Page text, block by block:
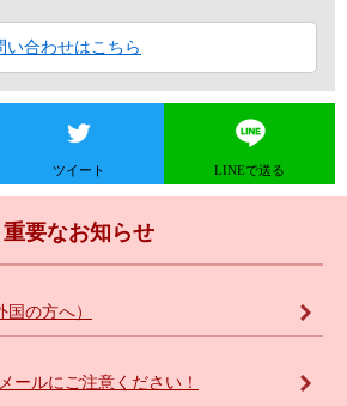
い合わせはこちら
ツイート LINEで送る
重要なお知らせ
国の方へ）
ールにご注意ください！